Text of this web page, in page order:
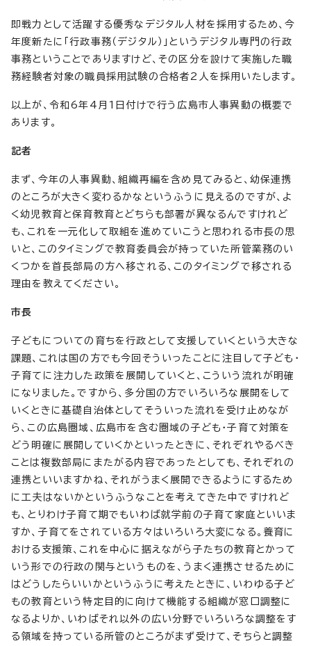
即戦力として活躍する優秀なデジタル人材を採用するため、今
年度新たに「行政事務（デジタル）」というデジタル専門の行政
事務ということでありますけど、その区分を設けて実施した職
務経験者対象の職員採用試験の合格者2人を採用いたします。
以上が、令和6年4月1日付けで行う広島市人事異動の概要で
あります。
記者
まず、今年の人事異動、組織再編を含め見てみると、幼保連携
のところが大きく変わるかなというふうに見えるのですが、よ
く幼児教育と保育教育とどちらも部署が異なるんですけれど
も、これを一元化して取組を進めていこうと思われる市長の思
いと、このタイミングで教育委員会が持っていた所管業務のい
くつかを首長部局の方へ移される、このタイミングで移される
理由を教えてください。
市長
子どもについての育ちを行政として支援していくという大きな
課題、これは国の方でも今回そういったことに注目して子ども・
子育てに注力した政策を展開していくと、こういう流れが明確
になりました。ですから、多分国の方でいろいろな展開をして
いくときに基礎自治体としてそういった流れを受け止めなが
ら、この広島圏域、広島市を含む圏域の子ども・子育て対策を
どう明確に展開していくかといったときに、それぞれやるべき
ことは複数部局にまたがる内容であったとしても、それぞれの
連携といいますかね、それがうまく展開できるようにするため
に工夫はないかというふうなことを考えてきた中ですけれど
も、とりわけ子育て期でもいわば就学前の子育て家庭といいま
すか、子育てをされている方々はいろいろ大変になる。養育に
おける支援策、これを中心に据えながら子たちの教育とかって
いう形での行政の関与というものを、うまく連携させるために
はどうしたらいいかというふうに考えたときに、いわゆる子ど
もの教育という特定目的に向けて機能する組織が窓口調整に
なるよりか、いわばそれ以外の広い分野でいろいろな調整をす
る領域を持っている所管のところがまず受けて、そちらと調整